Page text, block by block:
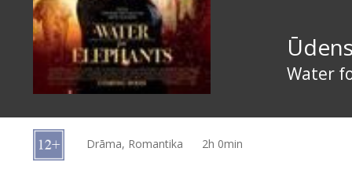
Pasākumi
Ziņas
kartes
Water
Drāma, Romantika 2h 0min